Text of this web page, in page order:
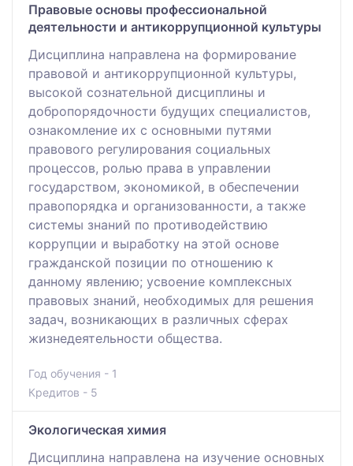
Правовые основы профессиональной
деятельности и антикоррупционной культуры
Дисциплина направлена на формирование
правовой и антикоррупционной культуры,
высокой сознательной дисциплины и
добропорядочности будущих специалистов,
ознакомление их с основными путями
правового регулирования социальных
процессов, ролью права в управлении
государством, экономикой, в обеспечении
правопорядка и организованности, а также
системы знаний по противодействию
коррупции и выработку на этой основе
гражданской позиции по отношению к
данному явлению; усвоение комплексных
правовых знаний, необходимых для решения
задач, возникающих в различных сферах
жизнедеятельности общества.
Год обучения - 1
Кредитов - 5
Экологическая химия
Дисциплина направлена на изучение основных